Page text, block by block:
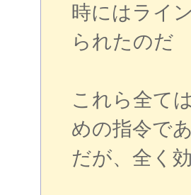
時にはライ
られたのだ
これら全て
めの指令で
だが、全く